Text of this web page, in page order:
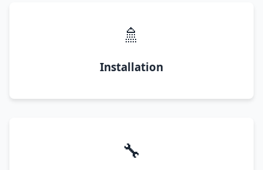
🚿
Installation
🔧